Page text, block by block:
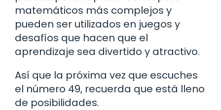
matemáticos más complejos y
pueden ser utilizados en juegos y
desafíos que hacen que el
aprendizaje sea divertido y atractivo.
Así que la próxima vez que escuches
el número 49, recuerda que está lleno
de posibilidades.